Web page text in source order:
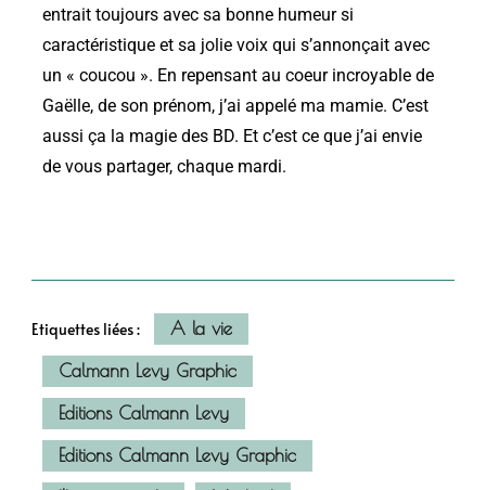
entrait toujours avec sa bonne humeur si
caractéristique et sa jolie voix qui s’annonçait avec
un « coucou ». En repensant au coeur incroyable de
Gaëlle, de son prénom, j’ai appelé ma mamie. C’est
aussi ça la magie des BD. Et c’est ce que j’ai envie
de vous partager, chaque mardi.
Etiquettes liées :
A la vie
Calmann Levy Graphic
Editions Calmann Levy
Editions Calmann Levy Graphic